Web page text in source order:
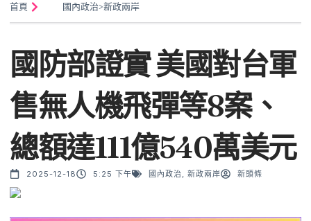
首頁 國內政治>新政兩岸
國防部證實 美國對台軍
售無人機飛彈等8案、
總額達111億540萬美元
2025-12-18 5:25 下午 國內政治 新政兩岸 新頭條